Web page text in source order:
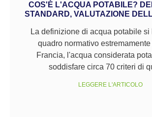
COS'È L'ACQUA POTABILE?
STANDARD, VALUTAZIONE
La definizione di acqua potabile si
quadro normativo
Francia, l'acqua considerata
soddisfare circa 70 criteri di
LEGGERE L'ARTICOLO